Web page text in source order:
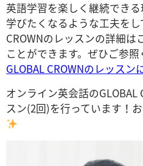
英語学習を楽しく継続でき
学びたくなるような工夫を
CROWNのレッスンの詳細は
ことができます。ぜひご参照
GLOBAL CROWNのレッスン
オンライン英会話のGLOBAL
スン(2回)を行っています！